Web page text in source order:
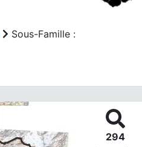
Sous-Famille :
294